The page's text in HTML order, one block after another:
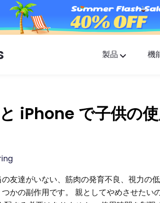
製品 機
iPhone で子供の使
友達がいない、筋肉の発育不良、視力の
かの副作用です。 親としてやめさせた